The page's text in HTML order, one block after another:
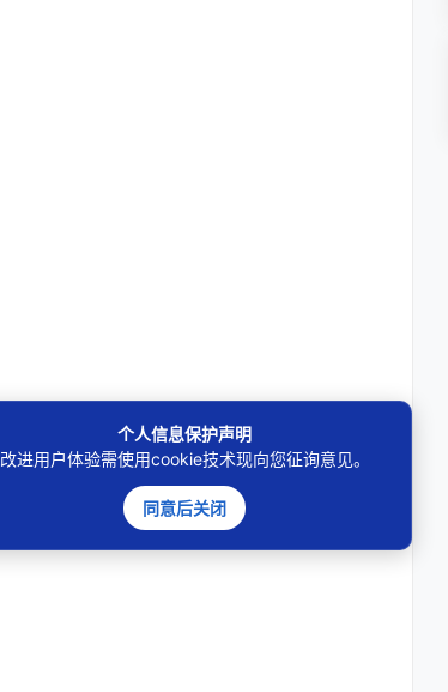
个人信息保护声明
改进用户体验需使用cookie技术现向您征询意见。
同意后关闭